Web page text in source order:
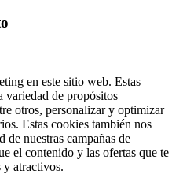
en este sitio web. Estas
variedad de propósitos
otros, personalizar y optimizar
Estas cookies también nos
nuestras campañas de
el contenido y las ofertas que te
y atractivos.